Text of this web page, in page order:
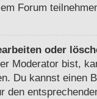
Forum
oder
Moderator bist,
Du kannst einen
den